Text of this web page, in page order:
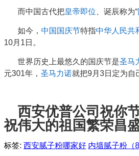
而中国古代把皇帝即位 、诞辰称为“
如今， 中国国庆节特指中华人民共
10月1日。
世界历史上最悠久的国庆节是圣马
元301年， 圣马力诺就把9月3日定为自
西安优普公司祝你
祝伟大的祖国繁荣昌盛
标签: 西安腻子粉哪家好 内墙腻子粉（